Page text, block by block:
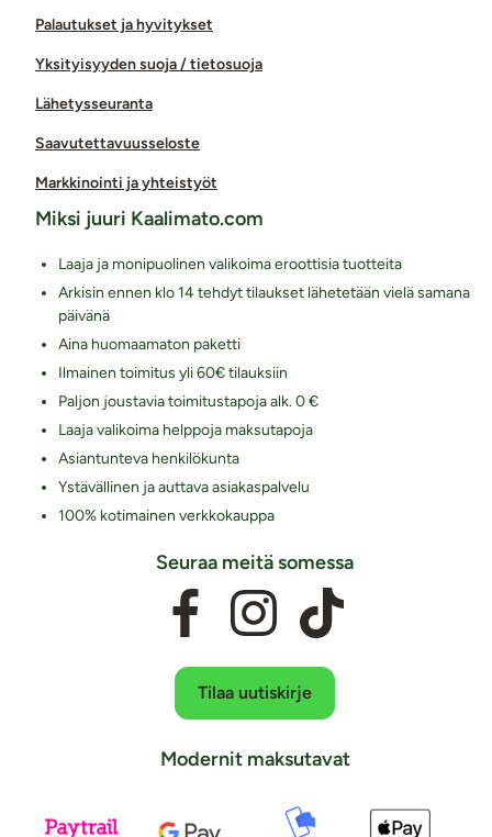
Palautukset ja hyvitykset
Yksityisyyden suoja / tietosuoja
Lähetysseuranta
Saavutettavuusseloste
Markkinointi ja yhteistyöt
Miksi juuri Kaalimato.com
Laaja ja monipuolinen valikoima eroottisia tuotteita
Arkisin ennen klo 14 tehdyt tilaukset lähetetään vielä samana
päivänä
Aina huomaamaton paketti
Ilmainen toimitus yli 60€ tilauksiin
Paljon joustavia toimitustapoja alk. 0 €
Laaja valikoima helppoja maksutapoja
Asiantunteva henkilökunta
Ystävällinen ja auttava asiakaspalvelu
100% kotimainen verkkokauppa
Seuraa meitä somessa
Tilaa uutiskirje
Modernit maksutavat